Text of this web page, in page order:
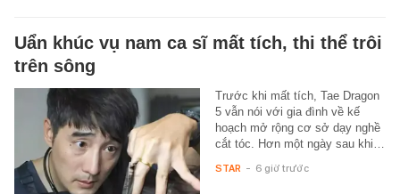
Uẩn khúc vụ nam ca sĩ mất tích, thi thể trôi
trên sông
Trước khi mất tích, Tae Dragon
5 vẫn nói với gia đình về kế
hoạch mở rộng cơ sở dạy nghề
cắt tóc. Hơn một ngày sau khi…
STAR - 6 giờ trước